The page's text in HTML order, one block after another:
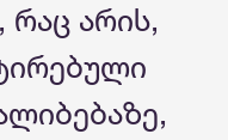
რაც არის,